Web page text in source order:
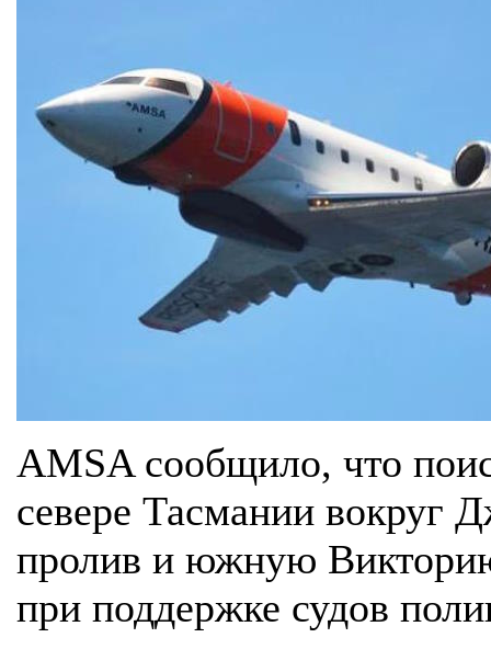
AMSA сообщило, что
севере Тасмании вокруг
пролив и южную
при поддержке судов